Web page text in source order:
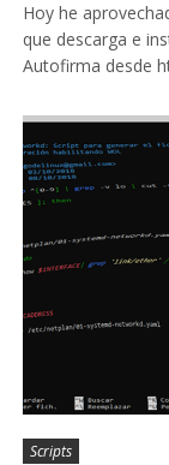
Hoy he
que descarga e
Autofirma desde
Scripts